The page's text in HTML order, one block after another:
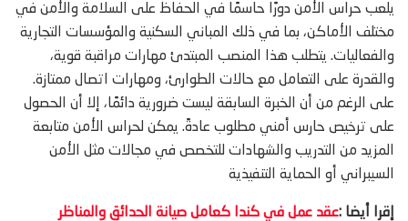
يلعب حراس الأمن دورًا حاسمًا في الحفاظ على السلامة والأمن في
مختلف الأماكن، بما في ذلك المباني السكنية والمؤسسات التجارية
والفعاليات. يتطلب هذا المنصب المبتدئ مهارات مراقبة قوية،
والقدرة على التعامل مع حالات الطوارئ، ومهارات اتصال ممتازة.
على الرغم من أن الخبرة السابقة ليست ضرورية دائمًا، إلا أن الحصول
على ترخيص حارس أمني مطلوب عادةً. يمكن لحراس الأمن متابعة
المزيد من التدريب والشهادات للتخصص في مجالات مثل الأمن
السيبراني أو الحماية التنفيذية
إقرا أيضا :عقد عمل في كندا كعامل صيانة الحدائق والمناظر